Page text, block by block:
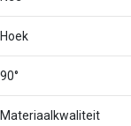
Hoek
90°
Materiaalkwaliteit